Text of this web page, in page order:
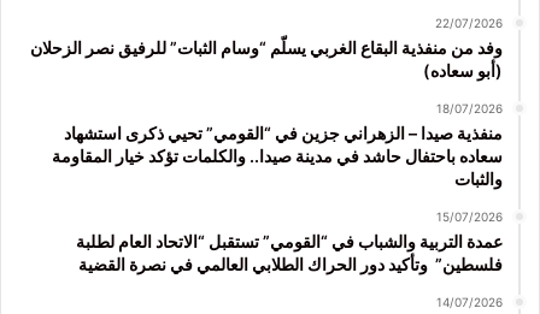
22/07/2026
وفد من منفذية البقاع الغربي يسلّم “وسام الثبات” للرفيق نصر الزحلان
(أبو سعاده)
18/07/2026
منفذية صيدا – الزهراني جزين في “القومي” تحيي ذكرى استشهاد
سعاده باحتفال حاشد في مدينة صيدا.. والكلمات تؤكد خيار المقاومة
والثبات
15/07/2026
عمدة التربية والشباب في “القومي” تستقبل “الاتحاد العام لطلبة
فلسطين” وتأكيد دور الحراك الطلابي العالمي في نصرة القضية
14/07/2026